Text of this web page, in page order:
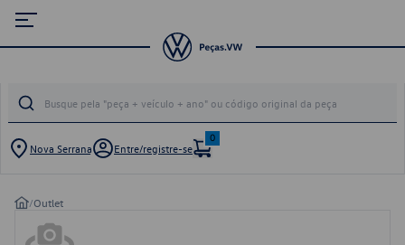
Nova Serrana Entre/registre-se
0
/Outlet